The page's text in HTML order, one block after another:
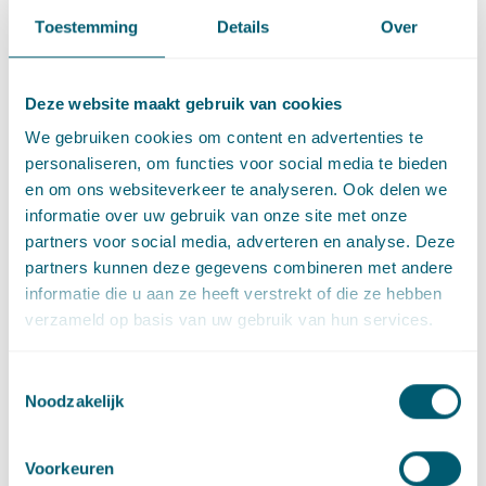
Toestemming Details Over
Deze website maakt gebruik van cookies
We gebruiken cookies om content en advertenties te
personaliseren, om functies voor social media te bieden
en om ons websiteverkeer te analyseren. Ook delen we
informatie over uw gebruik van onze site met onze
partners voor social media, adverteren en analyse. Deze
partners kunnen deze gegevens combineren met andere
informatie die u aan ze heeft verstrekt of die ze hebben
verzameld op basis van uw gebruik van hun services.
Noodzakelijk
Voorkeuren
democratisch is gelegitimeerd. Daarbij komt dat het bestuur,
zolang deze regels alleen via de willekeursluis blijft toetsen.
voorschriften draagt bij aan herstel van het evenwicht binnen
de Trias.
Vuistregels voor het bepalen
van de intensiteit van de
toetsing
gevallen afhankelijk van de beslissingsruimte van het
vuistregels om de vereiste rechterlijke toetingsintensiteit vast
te stellen. De bestuursrechter zal terughoudender moeten zijn